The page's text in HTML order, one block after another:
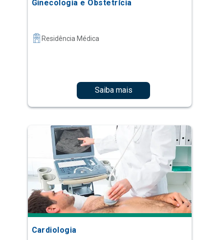
Ginecologia e Obstetrícia
Residência Médica
Saiba mais
Cardiologia